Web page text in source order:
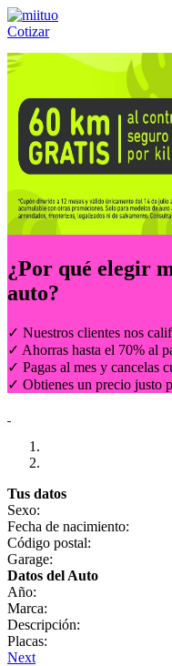
Cotizar
Llámanos al:(55) 84-21-05-
¿Por qué elegir
auto?
✓ Nuestros clientes nos
✓ Ahorras hasta el 70% al
✓ Pagas al mes y cancelas
✓ Obtienes un precio justo
Tus datos
Sexo:
Fecha de nacimiento:
Código postal:
Garage:
Datos del Auto
Año:
Marca:
Descripción:
Placas:
Next